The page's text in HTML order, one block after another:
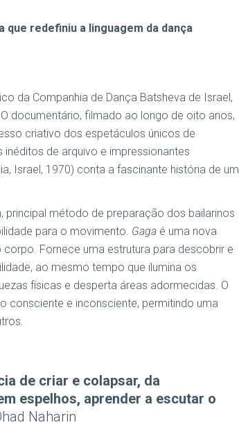
redefiniu a linguagem da dança
da Companhia de Dança Batsheva de Israel,
documentário, filmado ao longo de oito anos,
criativo dos espetáculos únicos de
de arquivo e impressionantes
Israel, 1970) conta a fascinante história de um
principal método de preparação dos bailarinos
para o movimento. Gaga é uma nova
Fornece uma estrutura para descobrir e
ao mesmo tempo que ilumina os
físicas e desperta áreas adormecidas. O
e inconsciente, permitindo uma
de criar e colapsar, da
espelhos, aprender a escutar o
Naharin